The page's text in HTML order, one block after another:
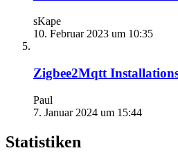
sKape
10. Februar 2023 um 10:35
Zigbee2Mqtt
Paul
7. Januar 2024 um 15:44
Statistiken